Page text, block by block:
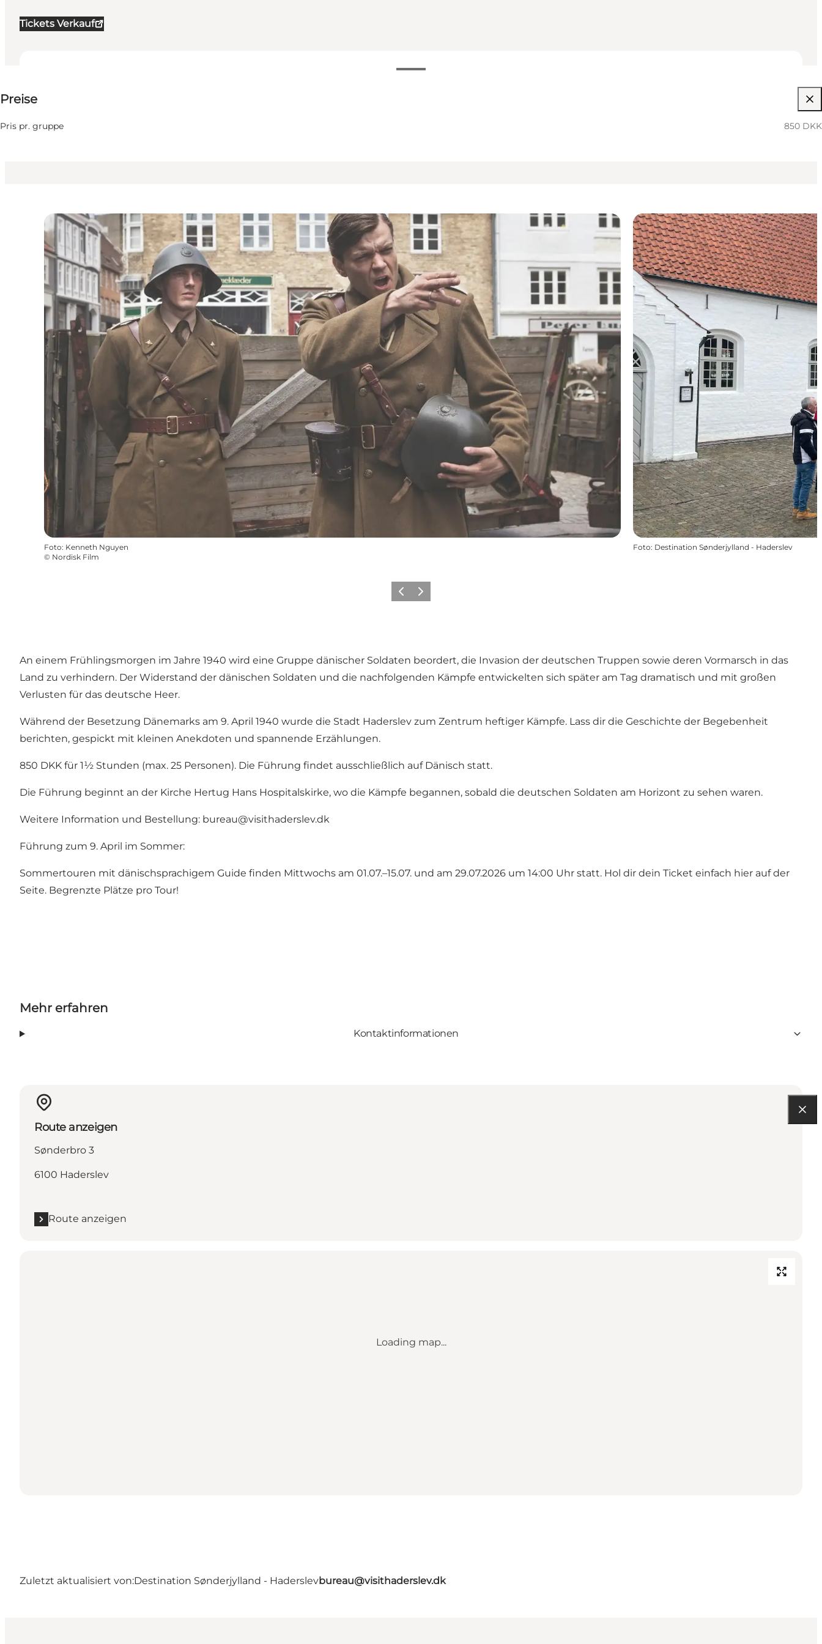
Tickets Verkauf
Preise
Pris pr. gruppe 850 DKK
Freunde, Mein Geschäft
Foto: Kenneth Nguyen
© Nordisk Film
Foto: Destination Sønderjylland - Haderslev
ZurückWeiter
An einem Frühlingsmorgen im Jahre 1940 wird eine Gruppe dänischer Soldaten beordert, die Invasion der deutschen Truppen sowie deren Vormarsch in das
Land zu verhindern. Der Widerstand der dänischen Soldaten und die nachfolgenden Kämpfe entwickelten sich später am Tag dramatisch und mit großen
Verlusten für das deutsche Heer.
Während der Besetzung Dänemarks am 9. April 1940 wurde die Stadt Haderslev zum Zentrum heftiger Kämpfe. Lass dir die Geschichte der Begebenheit
berichten, gespickt mit kleinen Anekdoten und spannende Erzählungen.
850 DKK für 1½ Stunden (max. 25 Personen). Die Führung findet ausschließlich auf Dänisch statt.
Die Führung beginnt an der Kirche Hertug Hans Hospitalskirke, wo die Kämpfe begannen, sobald die deutschen Soldaten am Horizont zu sehen waren.
Weitere Information und Bestellung: bureau@visithaderslev.dk
Führung zum 9. April im Sommer:
Sommertouren mit dänischsprachigem Guide finden Mittwochs am 01.07.–15.07. und am 29.07.2026 um 14:00 Uhr statt. Hol dir dein Ticket einfach hier auf der
Seite. Begrenzte Plätze pro Tour!
Mehr erfahren
Kontaktinformationen
Route anzeigen
Sønderbro 3
6100 Haderslev
Route anzeigen
Loading map...
Zuletzt aktualisiert von:Destination Sønderjylland - Haderslevbureau@visithaderslev.dk